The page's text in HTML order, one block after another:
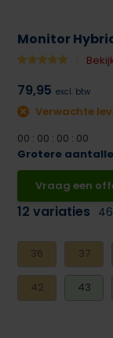
Monitor
79,95 excl. btw
Verwachte
00 : 00 : 00 : 00
Grotere
Vraag een
12 variaties 46
36 37
42 43